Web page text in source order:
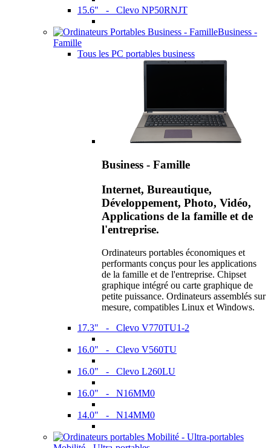
15.6" - Clevo NP50RNJT
Business -
Famille
Tous les PC portables business
Business - Famille
Internet, Bureautique,
Développement, Photo, Vidéo,
Applications de la famille et de
l'entreprise.
Ordinateurs portables économiques et
performants conçus pour les applications
de la famille et de l'entreprise. Chipset
graphique intégré ou carte graphique de
petite puissance. Ordinateurs assemblés sur
mesure, compatibles Linux et Windows.
17.3" - Clevo V770TU1-2
16.0" - Clevo V560TU
16.0" - Clevo L260LU
16.0" - N16MM0
14.0" - N14MM0